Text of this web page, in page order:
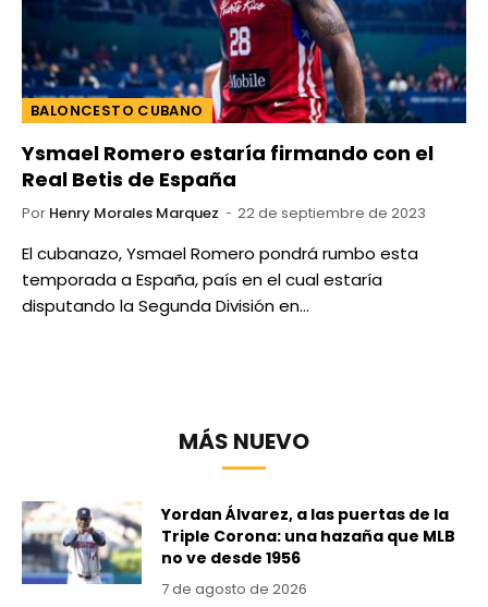
BALONCESTO CUBANO
Ysmael Romero estaría firmando con el
Real Betis de España
Por Henry Morales Marquez 22 de septiembre de 2023
El cubanazo, Ysmael Romero pondrá rumbo esta
temporada a España, país en el cual estaría
disputando la Segunda División en…
MÁS NUEVO
Yordan Álvarez, a las puertas de la
Triple Corona: una hazaña que MLB
no ve desde 1956
7 de agosto de 2026